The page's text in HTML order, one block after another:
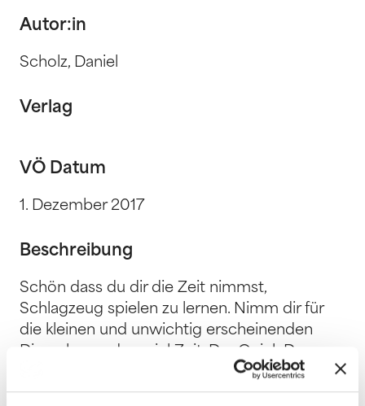
Autor:in
Scholz, Daniel
Verlag
VÖ Datum
1. Dezember 2017
Beschreibung
Schön dass du dir die Zeit nimmst,
Schlagzeug spielen zu lernen. Nimm dir für
die kleinen und unwichtig erscheinenden
Dinge besonders viel Zeit. Der Quick Drum
Guide hilft dir dabei. Es wird sich lohnen.